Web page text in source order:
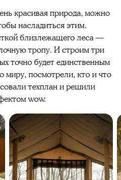
красивая природа, можно
насладиться этим.
близлежащего леса —
тропу. И строим три
точно будет единственным
посмотрели, кто и что
техплан и решили
wow.